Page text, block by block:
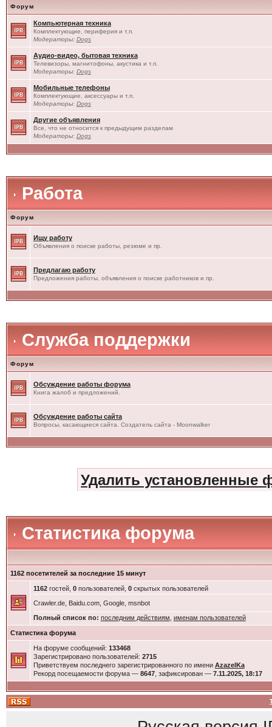
Форум
Компьютерная техника
Комплектующие, периферия и т.п.
Модераторы: Dogs
Аудио-видео, бытовая техника
Телевизоры, магнитофоны, акустика и т.п.
Модераторы: Dogs
Мобильные телефоны
Комплектующие, аксессуары и т.п.
Модераторы: Dogs
Другие объявления
Все, что не относится к предыдущим разделам
Модераторы: Dogs
Работа
Форум
Ищу работу
Объявления о поиске работы, резюме и пр.
Предлагаю работу
Предложения работы, объявления о поиске работников и пр.
Служба поддержки
Форум
Обсуждение работы форума
Книга жалоб и предложений.
Обсуждение работы сайта
Вопросы, касающиеся сайта. Создатель сайта - Moonwalker
Удалить установленные
Статистика форума
1162 посетителей за последние 15 минут
1162гостей, 0пользователей, 0скрытых пользователей
Crawler.de, Baidu.com, Google, msnbot
Полный список по: последним действиям именам пользователей
Статистика форума
На форуме сообщений: 133468
Зарегистрировано пользователей: 2715
Приветствуем последнего зарегистрированного по имени AzazelKa
Рекорд посещаемости форума — 8647, зафиксирован — 7.11.2025, 18:17